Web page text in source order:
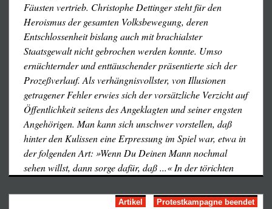
»Gegen 14 Uhr begannen Randalierer,
Schaufensterscheiben einzuschlagen. Wir befanden uns
gerade mit etwa einhundert völlig friedlichen
Gelbwestlern am oberen Ende der Champs-Élysées. Dort
gab es keine Randalierer, niemand hatte sein Gesicht
verhüllt oder verhielt sich aggressiv. Jacob und ich trugen
keine Gelben Westen; sie waren ausverkauft gewesen. Die
Gendarmen hinderten uns daran, uns zurückzuziehen. Die
Polizisten griffen an, und das war der Moment, in dem ich
von einer Tränengas-Granate getroffen wurde. Ich fühlte,
wie ein Schock durch meinen ganzen Körper ging. Ich
verlor für einige Sekunden das Bewußtsein. Ich hatte eine
war ich 16 Tage lang im Krankenhaus in Paris, wo ich
Fäusten vertrieb. Christophe Dettinger steht für den
Heroismus der gesamten Volksbewegung, deren
Entschlossenheit bislang auch mit brachialster
Staatsgewalt nicht gebrochen werden konnte. Umso
ernüchternder und enttäuschender präsentierte sich der
Prozeßverlauf. Als verhängnisvollster, von Illusionen
getragener Fehler erwies sich der vorsätzliche Verzicht auf
Öffentlichkeit seitens des Angeklagten und seiner engsten
Angehörigen. Man kann sich unschwer vorstellen, daß
hinter den Kulissen eine Erpressung im Spiel war, etwa in
der folgenden Art: »Wenn Du Deinen Mann nochmal
sehen willst, dann sorge dafür, daß ...« In der törichten
habe die Milde der Staatsgewalt zur Folge, wurde
Artikel
Protestkampagne beendet